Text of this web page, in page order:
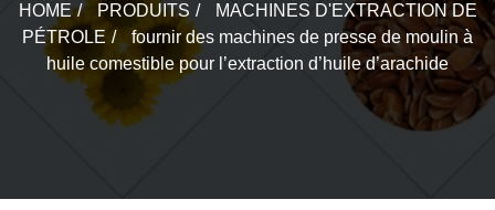
HOME PRODUITS
MACHINES D'EXTRACTION DE
PÉTROLE
fournir des machines de presse de moulin à
huile comestible pour l’extraction d’huile d’arachide